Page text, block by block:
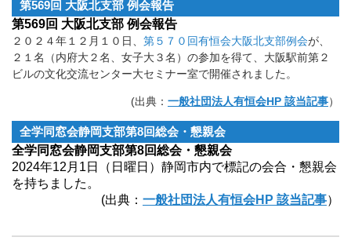
第569回 大阪北支部 例会報告
第569回 大阪北支部 例会報告
２０２４年１２月１０日、 第５７０回有恒会大阪北支部例会が、
２１名（内府大２名、女子大３名）の参加を得て、大阪駅前第２
ビルの文化交流センター大セミナー室で開催されました。
(出典： 一般社団法人有恒会HP 該当記事）
全学同窓会静岡支部第8回総会・懇親会
全学同窓会静岡支部第8回総会・懇親会
2024年12月1日（日曜日）静岡市内で標記の会合・懇親会
を持ちました。
(出典： 一般社団法人有恒会HP 該当記事）